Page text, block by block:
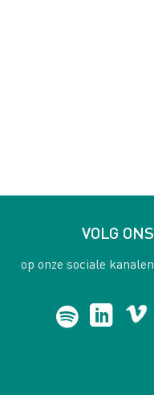
VOLG ONS
op onze sociale kanalen